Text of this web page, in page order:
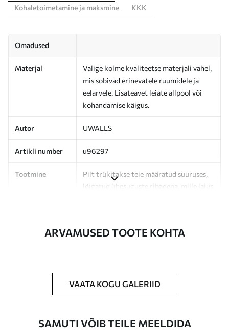
Kohaletoimetamine ja maksmine
KKK
Omadused
Materjal
Valige kolme kvaliteetse materjali vahel,
mis sobivad erinevatele ruumidele ja
eelarvele. Lisateavet leiate allpool või
kohandamise käigus.
Autor UWALLS
Artikli number u96297
Tootmine
Pilt trükitakse teie määratud suuruses,
lõigatud ühesuguste ribadena, mille laius
Saadaolevad materjalid
ARVAMUSED TOOTE KOHTA
VAATA KOGU GALERIID
SAMUTI VÕIB TEILE MEELDIDA